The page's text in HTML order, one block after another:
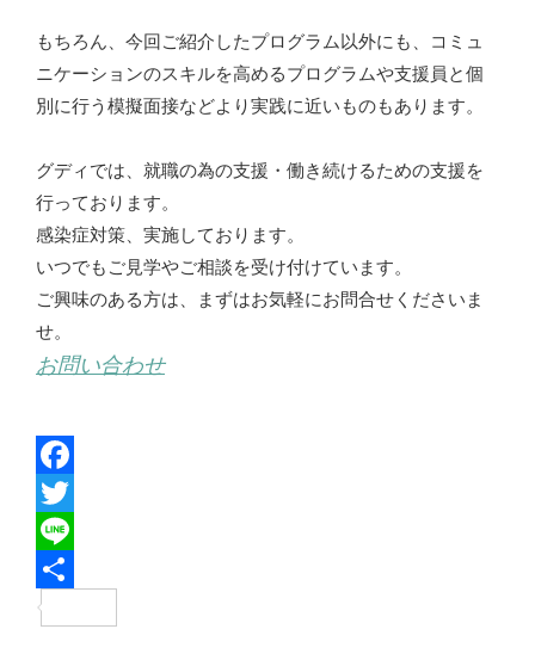
もちろん、今回ご紹介したプログラム以外にも、コミュ
ニケーションのスキルを高めるプログラムや支援員と個
別に行う模擬面接などより実践に近いものもあります。
グディでは、就職の為の支援・働き続けるための支援を
行っております。
感染症対策、実施しております。
いつでもご見学やご相談を受け付けています。
ご興味のある方は、まずはお気軽にお問合せくださいま
せ。
お問い合わせ
F
a
c
e
T
w
i
L
i